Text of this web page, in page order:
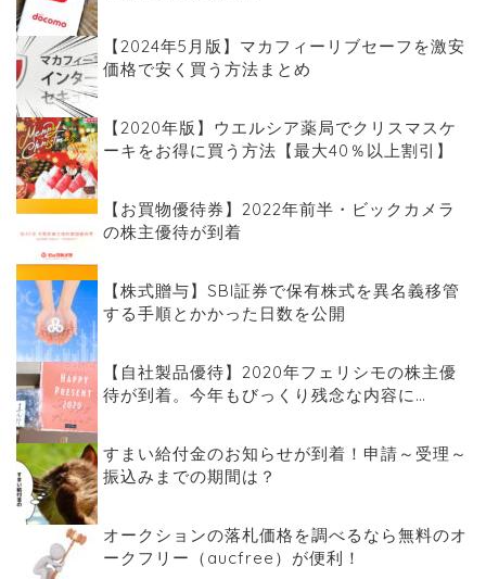
【2024年5月版】マカフィーリブセーフを激安
価格で安く買う方法まとめ
【2020年版】ウエルシア薬局でクリスマスケ
ーキをお得に買う方法【最大40％以上割引】
【お買物優待券】2022年前半・ビックカメラ
の株主優待が到着
【株式贈与】SBI証券で保有株式を異名義移管
する手順とかかった日数を公開
【自社製品優待】2020年フェリシモの株主優
待が到着。今年もびっくり残念な内容に…
すまい給付金のお知らせが到着！申請～受理～
振込みまでの期間は？
オークションの落札価格を調べるなら無料のオ
ークフリー（aucfree）が便利！